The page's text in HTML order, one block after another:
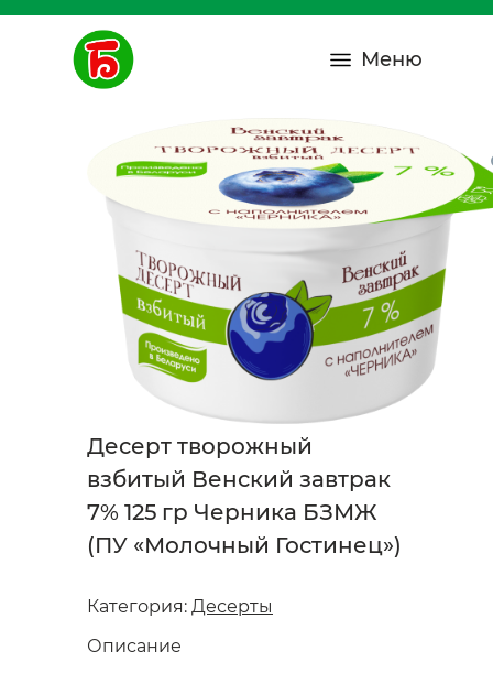
Меню
Десерт творожный
взбитый Венский завтрак
7% 125 гр Черника БЗМЖ
(ПУ «Молочный Гостинец»)
Категория: Десерты
Описание